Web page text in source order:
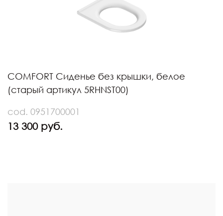
COMFORT Сиденье без крышки, белое
(старый артикул 5RHNST00)
cod. 0951700001
13 300 руб.